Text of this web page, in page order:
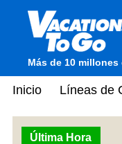
Más de 10
Inicio Líneas de
Última Hora